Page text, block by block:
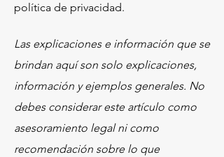
política de privacidad.
Las explicaciones e información que se
brindan aquí son solo explicaciones,
información y ejemplos generales. No
debes considerar este artículo como
asesoramiento legal ni como
recomendación sobre lo que